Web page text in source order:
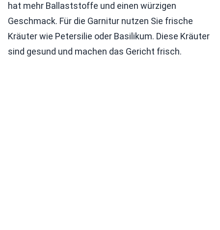
hat mehr Ballaststoffe und einen würzigen
Geschmack. Für die Garnitur nutzen Sie frische
Kräuter wie Petersilie oder Basilikum. Diese Kräuter
sind gesund und machen das Gericht frisch.